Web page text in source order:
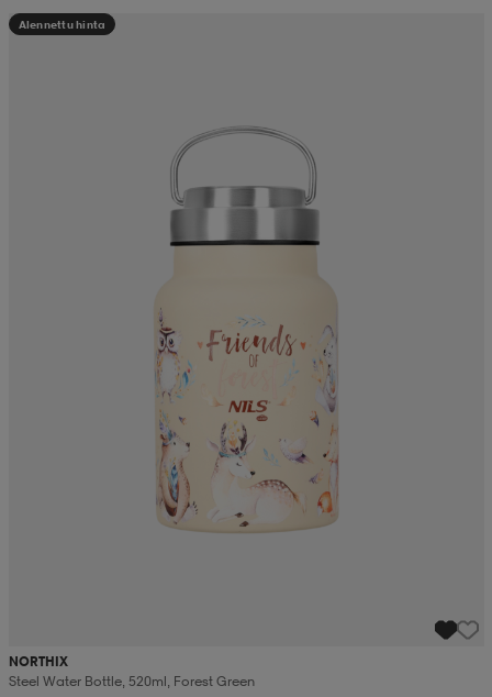
Alennettu hinta
NORTHIX
Steel Water Bottle, 520ml, Forest Green